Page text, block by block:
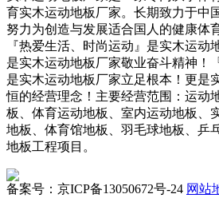
育实木运动地板厂家。长期致力于中
努力为创造与发展适合国人的健康体
『热爱生活、时尚运动』是实木运动
是实木运动地板厂家敬业奋斗精神！
是实木运动地板厂家立足根本！更是
恒的经营理念！主要经营范围：运动
板、体育运动地板、室内运动地板、
地板、体育馆地板、羽毛球地板、乒
地板工程项目。
备案号：京ICP备13050672号-24 网站